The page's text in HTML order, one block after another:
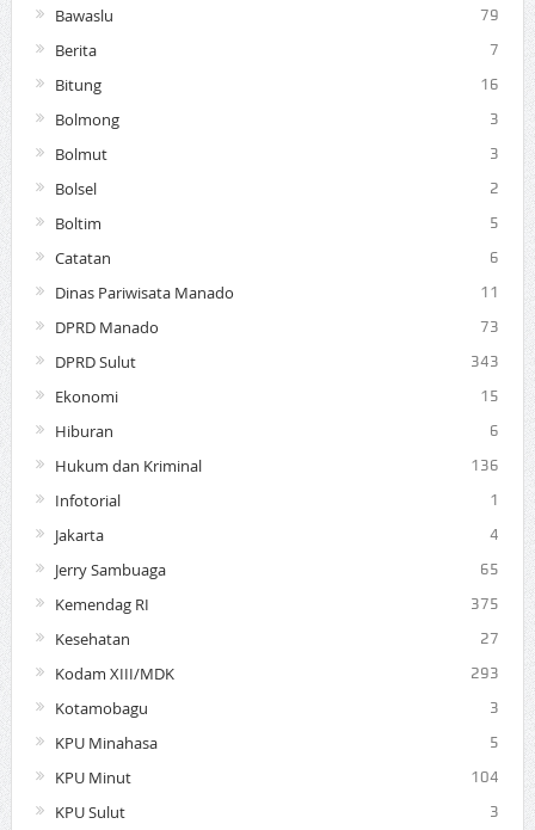
Bawaslu 79
Berita 7
Bitung 16
Bolmong 3
Bolmut 3
Bolsel 2
Boltim 5
Catatan 6
Dinas Pariwisata Manado 11
DPRD Manado 73
DPRD Sulut 343
Ekonomi 15
Hiburan 6
Hukum dan Kriminal 136
Infotorial 1
Jakarta 4
Jerry Sambuaga 65
Kemendag RI 375
Kesehatan 27
Kodam XIII/MDK 293
Kotamobagu 3
KPU Minahasa 5
KPU Minut 104
KPU Sulut 3